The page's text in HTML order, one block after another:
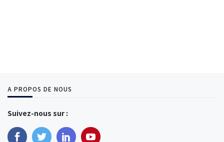
A PROPOS DE NOUS
Suivez-nous sur :